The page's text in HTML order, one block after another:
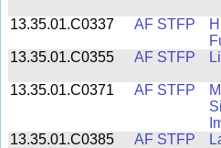
13.35.01.C0337 AF STFP
13.35.01.C0355
AF STFP
13.35.01.C0371 AF STFP
13.35.01.C0385
AF STFP